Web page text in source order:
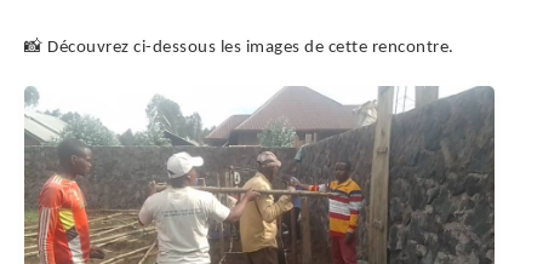
📸 Découvrez ci-dessous les images de cette rencontre.